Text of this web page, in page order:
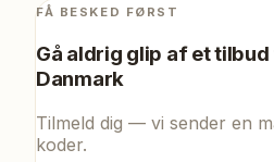
FÅ BESKED FØRST
Gå aldrig glip af et
Danmark
Tilmeld dig — vi sender en
koder.